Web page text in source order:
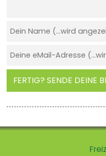
FERTIG? SENDE DEINE